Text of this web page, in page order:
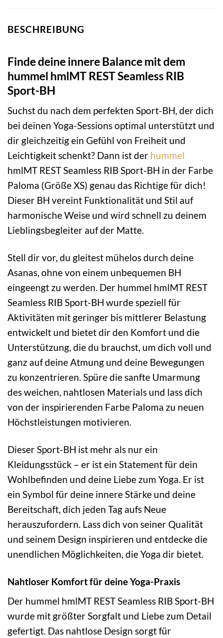
BESCHREIBUNG
Finde deine innere Balance mit dem
hummel hmlMT REST Seamless RIB
Sport-BH
Suchst du nach dem perfekten Sport-BH, der dich
bei deinen Yoga-Sessions optimal unterstützt und
dir gleichzeitig ein Gefühl von Freiheit und
Leichtigkeit schenkt? Dann ist der hummel
hmlMT REST Seamless RIB Sport-BH in der Farbe
Paloma (Größe XS) genau das Richtige für dich!
Dieser BH vereint Funktionalität und Stil auf
harmonische Weise und wird schnell zu deinem
Lieblingsbegleiter auf der Matte.
Stell dir vor, du gleitest mühelos durch deine
Asanas, ohne von einem unbequemen BH
eingeengt zu werden. Der hummel hmlMT REST
Seamless RIB Sport-BH wurde speziell für
Aktivitäten mit geringer bis mittlerer Belastung
entwickelt und bietet dir den Komfort und die
Unterstützung, die du brauchst, um dich voll und
ganz auf deine Atmung und deine Bewegungen
zu konzentrieren. Spüre die sanfte Umarmung
des weichen, nahtlosen Materials und lass dich
von der inspirierenden Farbe Paloma zu neuen
Höchstleistungen motivieren.
Dieser Sport-BH ist mehr als nur ein
Kleidungsstück – er ist ein Statement für dein
Wohlbefinden und deine Liebe zum Yoga. Er ist
ein Symbol für deine innere Stärke und deine
Bereitschaft, dich jeden Tag aufs Neue
herauszufordern. Lass dich von seiner Qualität
und seinem Design inspirieren und entdecke die
unendlichen Möglichkeiten, die Yoga dir bietet.
Nahtloser Komfort für deine Yoga-Praxis
Der hummel hmlMT REST Seamless RIB Sport-BH
wurde mit größter Sorgfalt und Liebe zum Detail
gefertigt. Das nahtlose Design sorgt für